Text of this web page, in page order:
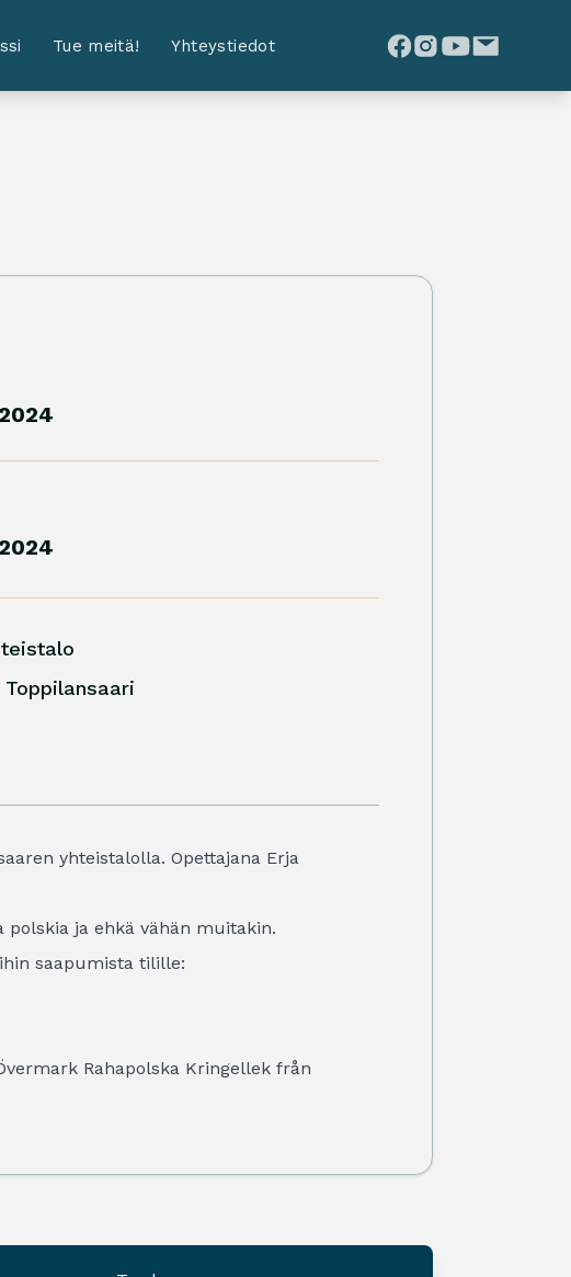
Tue meitä! Yhteystiedot
yhteistalolla. Opettajana Erja
polskia ja ehkä vähän muitakin.
saapumista tilille:
Rahapolska Kringellek från
Toppilansaari